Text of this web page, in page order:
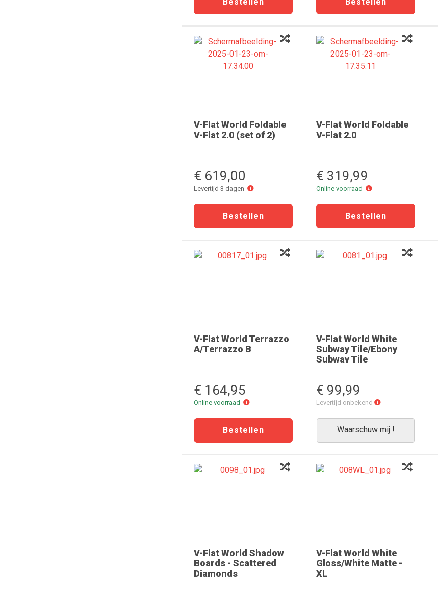
V-Flat World Foldable
V-Flat 2.0 (set of 2)
€ 619,00
Levertijd 3 dagen
Levertijd
V-Flat World Foldable
V-Flat 2.0
€ 319,99
Online voorraad
Online
V-Flat World Terrazzo
A/Terrazzo B
€ 164,95
Online voorraad
Online
V-Flat World White
Subway Tile/Ebony
Subway Tile
€ 99,99
Levertijd onbekend
Levertijd
Waarschuw mij !
V-Flat World Shadow
Boards - Scattered
Diamonds
V-Flat World White
Gloss/White Matte -
XL